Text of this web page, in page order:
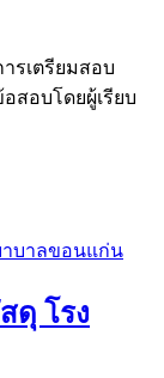
รเตรียมสอบ
สอบโดยผู้เรียบ
ดุ โรง